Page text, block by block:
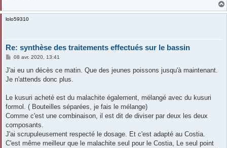
lolo59310
Re: synthèse des traitements effectués sur le bassin
M
s
a
08 avr. 2020, 13:41
J'ai eu un décès ce matin. Que des jeunes poissons jusqu'à maintenant.
Je n'attends donc plus.
Le kusuri acheté est du malachite également, mélangé avec du kusuri
formol. ( Bouteilles séparées, je fais le mélange)
Comme c'est une combinaison, il est dit de diviser par deux les deux
composants.
J'ai scrupuleusement respecté le dosage. Et c'est adapté au Costia.
C'est même meilleur que le malachite seul pour le Costia, Le seul point